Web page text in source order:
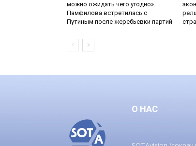
можно ожидать чего угодно».
Памфилова встретилась с
Путиным после жеребьевки партий
О НАС